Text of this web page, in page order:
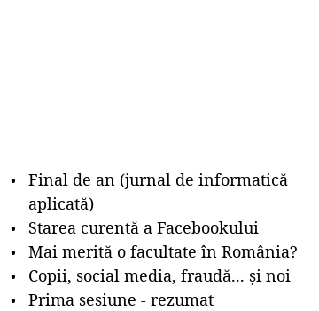
Final de an (jurnal de informatică
aplicată)
Starea curentă a Facebookului
Mai merită o facultate în România?
Copii, social media, fraudă... și noi
Prima sesiune - rezumat